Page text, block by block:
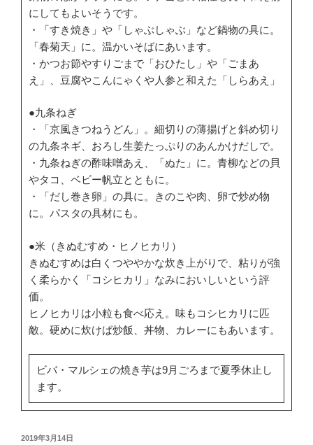
にしてもよいそうです。
・「すき焼き」や「しゃぶしゃぶ」など鍋物の具に。
「春菊天」に。温かいそばにあいます。
・かつお節やすりごまで「おひたし」や「ごまあ
え」、豆腐やこんにゃくや人参と和えた「しらあえ」
●九条ねぎ
・「京風きつねうどん」。細切りの薄揚げと斜め切り
の九条ネギ、おろし生姜たっぷりのあんかけだしで。
・九条ねぎの酢味噌あえ、「ぬた」に。青柳などの貝
やタコ、ベビー帆立とともに。
・「だし巻き卵」の具に。きのこや肉、卵で炒め物
に。パスタの具材にも。
●米（きぬむすめ・ヒノヒカリ）
きぬむすめは白くつややかな炊き上がりで、粘りが強
く柔らかく「コシヒカリ」なみにおいしいという評
価。
ヒノヒカリは小粒も食べ応え。味もコシヒカリに匹
敵。硬めに炊けば炒飯、丼物、カレーにもあいます。
ビバ・マルシェの焼き芋は9月ごろまで夏季休止し
ます。
投
2019年3月14日